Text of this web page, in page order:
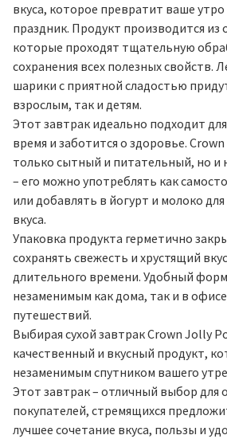
вкуса, которое превратит ваше
праздник. Продукт производится из
которые проходят тщательную
сохранения всех полезных свойств.
шарики с приятной сладостью
взрослым, так и детям.
Этот завтрак идеально подходит
время и заботится о здоровье.
только сытный и питательный, но и
– его можно употреблять как
или добавлять в йогурт и молоко
вкуса.
Упаковка продукта герметично
сохранять свежесть и хрустящий
длительного времени. Удобный
незаменимым как дома, так и в
путешествий.
Выбирая сухой завтрак Crown Jolly
качественный и вкусный продукт,
незаменимым спутником вашего
Этот завтрак – отличный выбор для
покупателей, стремящихся
лучшее сочетание вкуса, пользы и